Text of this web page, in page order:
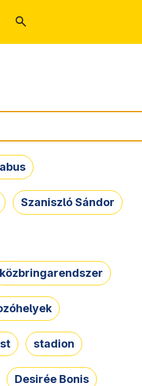
Szaniszló Sándor
közbringarendszer
stadion
Desirée Bonis